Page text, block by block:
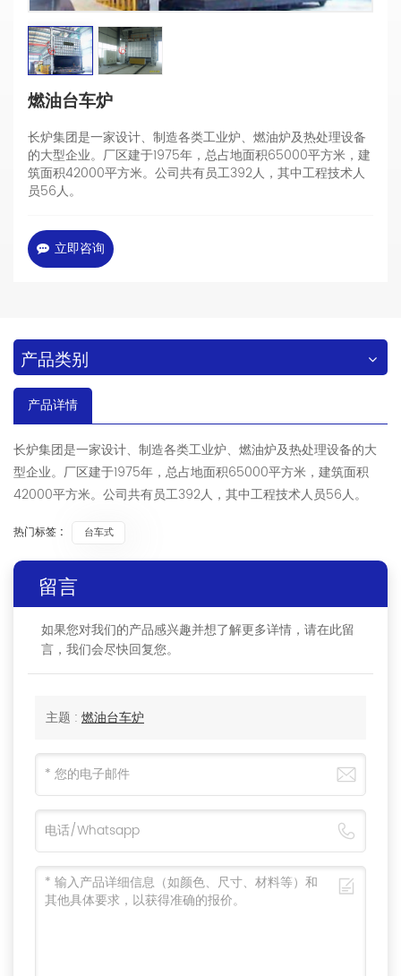
燃油台车炉
长炉集团是一家设计、制造各类工业炉、燃油炉及热处理设备
的大型企业。厂区建于1975年，总占地面积65000平方米，建
筑面积42000平方米。公司共有员工392人，其中工程技术人
员56人。
立即咨询
产品类别
产品详情
长炉集团是一家设计、制造各类工业炉、燃油炉及热处理设备的大
型企业。厂区建于1975年，总占地面积65000平方米，建筑面积
42000平方米。公司共有员工392人，其中工程技术人员56人。
热门标签 : 台车式
留言
如果您对我们的产品感兴趣并想了解更多详情，请在此留
言，我们会尽快回复您。
主题 : 燃油台车炉